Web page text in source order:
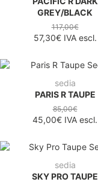
GREY/BLACK
117,00€
57,30€IVA escl.
sedia
PARIS R TAUPE
85,00€
45,00€ IVA escl.
sedia
SKY PRO TAUPE